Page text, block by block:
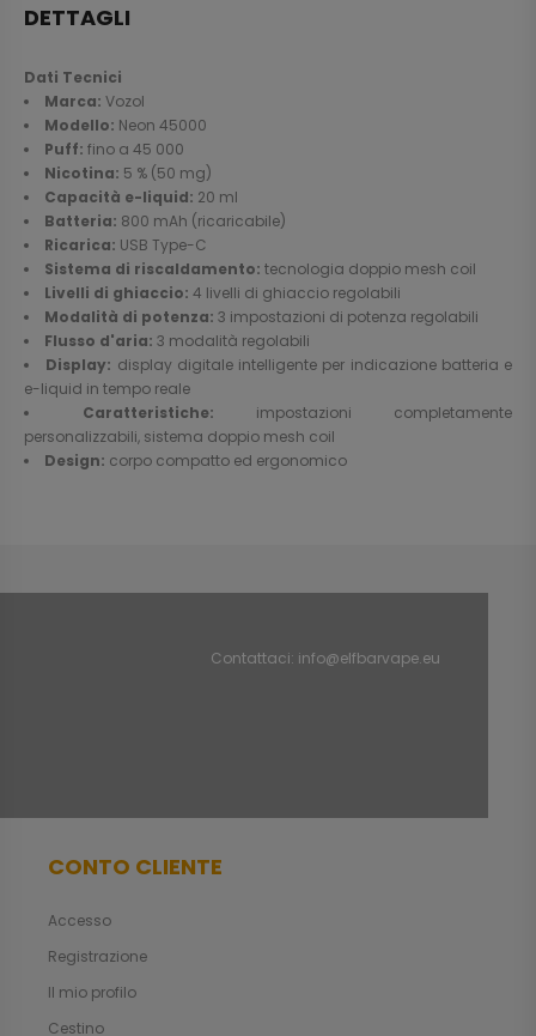
DETTAGLI
Dati Tecnici
Marca: Vozol
Modello: Neon 45000
Puff: fino a 45 000
Nicotina: 5 % (50 mg)
Capacità e-liquid: 20 ml
Batteria: 800 mAh (ricaricabile)
Ricarica: USB Type-C
Sistema di riscaldamento: tecnologia doppio mesh coil
Livelli di ghiaccio: 4 livelli di ghiaccio regolabili
Modalità di potenza: 3 impostazioni di potenza regolabili
Flusso d'aria: 3 modalità regolabili
Display: display digitale intelligente per indicazione batteria e
e-liquid in tempo reale
Caratteristiche: impostazioni completamente
personalizzabili, sistema doppio mesh coil
Design: corpo compatto ed ergonomico
Contattaci: info@elfbarvape.eu
CONTO CLIENTE
Accesso
Registrazione
Il mio profilo
Cestino